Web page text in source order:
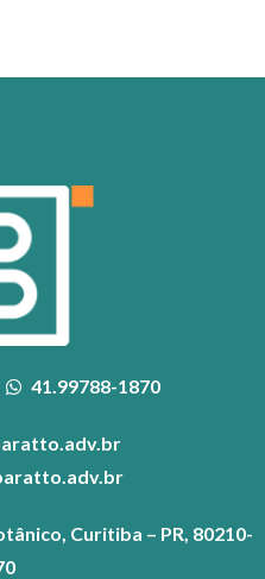
41.99788-1870
Curitiba – PR, 80210-